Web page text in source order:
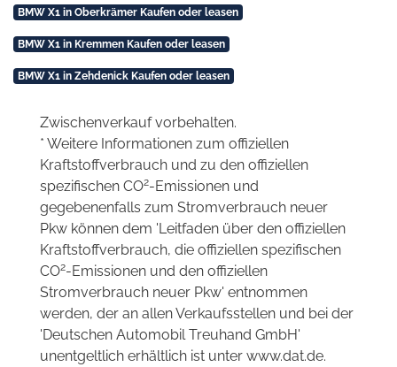
BMW X1 in Oberkrämer Kaufen oder leasen
BMW X1 in Kremmen Kaufen oder leasen
BMW X1 in Zehdenick Kaufen oder leasen
Zwischenverkauf vorbehalten.
* Weitere Informationen zum offiziellen
Kraftstoffverbrauch und zu den offiziellen
spezifischen CO2-Emissionen und
gegebenenfalls zum Stromverbrauch neuer
Pkw können dem 'Leitfaden über den offiziellen
Kraftstoffverbrauch, die offiziellen spezifischen
CO2-Emissionen und den offiziellen
Stromverbrauch neuer Pkw' entnommen
werden, der an allen Verkaufsstellen und bei der
'Deutschen Automobil Treuhand GmbH'
unentgeltlich erhältlich ist unter www.dat.de.